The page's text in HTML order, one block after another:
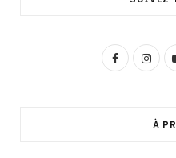
F
I
À